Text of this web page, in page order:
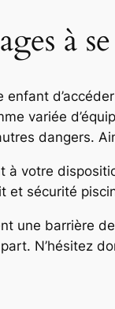
à
enfant
variée
dangers.
à votre
et sécurité
une barrière
N’hésitez